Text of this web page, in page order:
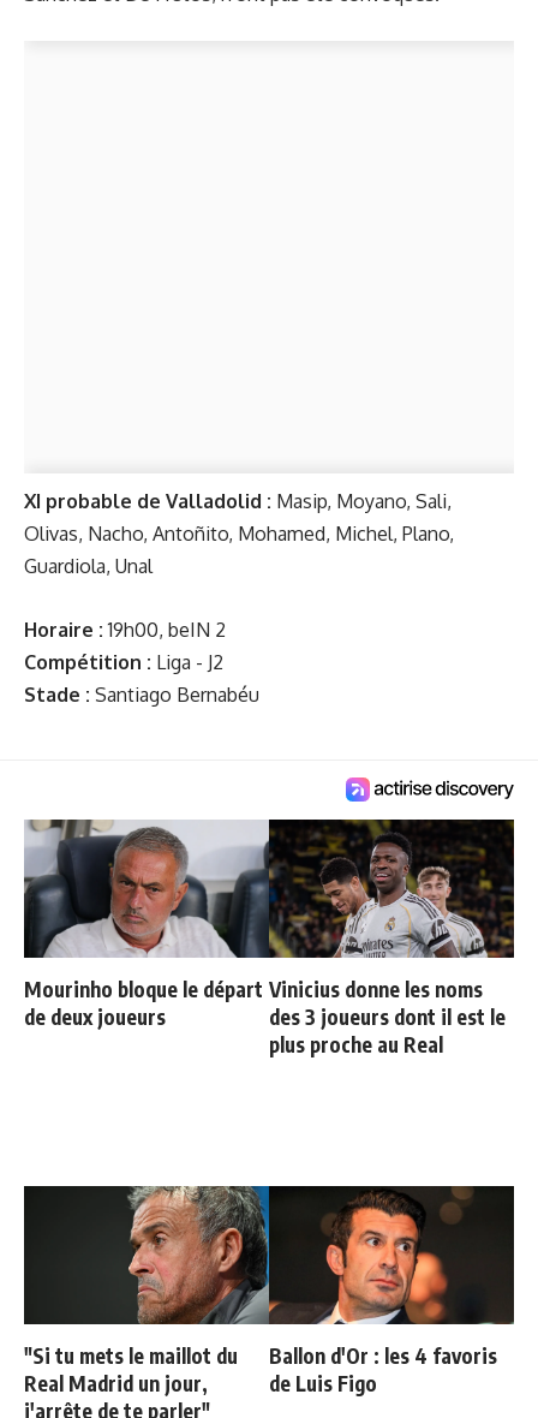
XI probable de Valladolid : Masip, Moyano, Sali,
Olivas, Nacho, Antoñito, Mohamed, Michel, Plano,
Guardiola, Unal
Horaire : 19h00, beIN 2
Compétition : Liga - J2
Stade : Santiago Bernabéu
Mourinho bloque le départ
de deux joueurs
Vinicius donne les noms
des 3 joueurs dont il est le
plus proche au Real
"Si tu mets le maillot du
Real Madrid un jour,
j'arrête de te parler"
Ballon d'Or : les 4 favoris
de Luis Figo